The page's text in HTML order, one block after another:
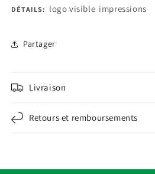
DÉTAILS: logo visible impressions
Partager
Livraison
Retours et remboursements